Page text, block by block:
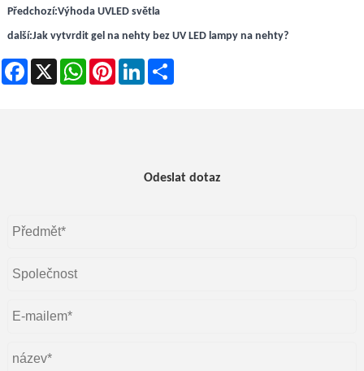
Předchozí:Výhoda UVLED světla
další:Jak vytvrdit gel na nehty bez UV LED lampy na nehty?
Facebook
X WhatsAppPinterestLinkedIn
Odeslat dotaz